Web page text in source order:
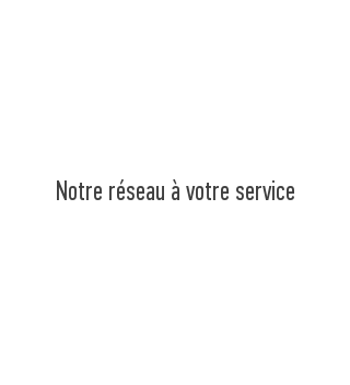
Notre réseau à votre service